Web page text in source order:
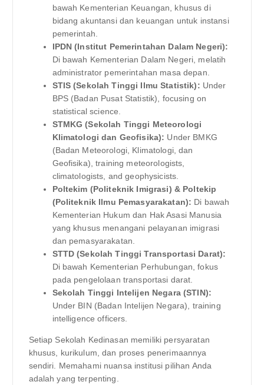
bawah Kementerian Keuangan, khusus di
bidang akuntansi dan keuangan untuk instansi
pemerintah.
IPDN (Institut Pemerintahan Dalam Negeri):
Di bawah Kementerian Dalam Negeri, melatih
administrator pemerintahan masa depan.
STIS (Sekolah Tinggi Ilmu Statistik): Under
BPS (Badan Pusat Statistik), focusing on
statistical science.
STMKG (Sekolah Tinggi Meteorologi
Klimatologi dan Geofisika): Under BMKG
(Badan Meteorologi, Klimatologi, dan
Geofisika), training meteorologists,
climatologists, and geophysicists.
Poltekim (Politeknik Imigrasi) & Poltekip
(Politeknik Ilmu Pemasyarakatan): Di bawah
Kementerian Hukum dan Hak Asasi Manusia
yang khusus menangani pelayanan imigrasi
dan pemasyarakatan.
STTD (Sekolah Tinggi Transportasi Darat):
Di bawah Kementerian Perhubungan, fokus
pada pengelolaan transportasi darat.
Sekolah Tinggi Intelijen Negara (STIN):
Under BIN (Badan Intelijen Negara), training
intelligence officers.
Setiap Sekolah Kedinasan memiliki persyaratan
khusus, kurikulum, dan proses penerimaannya
sendiri. Memahami nuansa institusi pilihan Anda
adalah yang terpenting.